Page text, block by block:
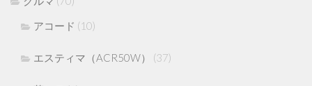
アコード (10)
エスティマ（ACR50W） (37)